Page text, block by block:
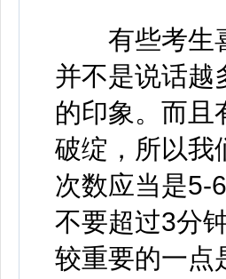
有些考生喜
并不是说话越
的印象。而且
破绽，所以我
次数应当是5-
不要超过3分
较重要的一点